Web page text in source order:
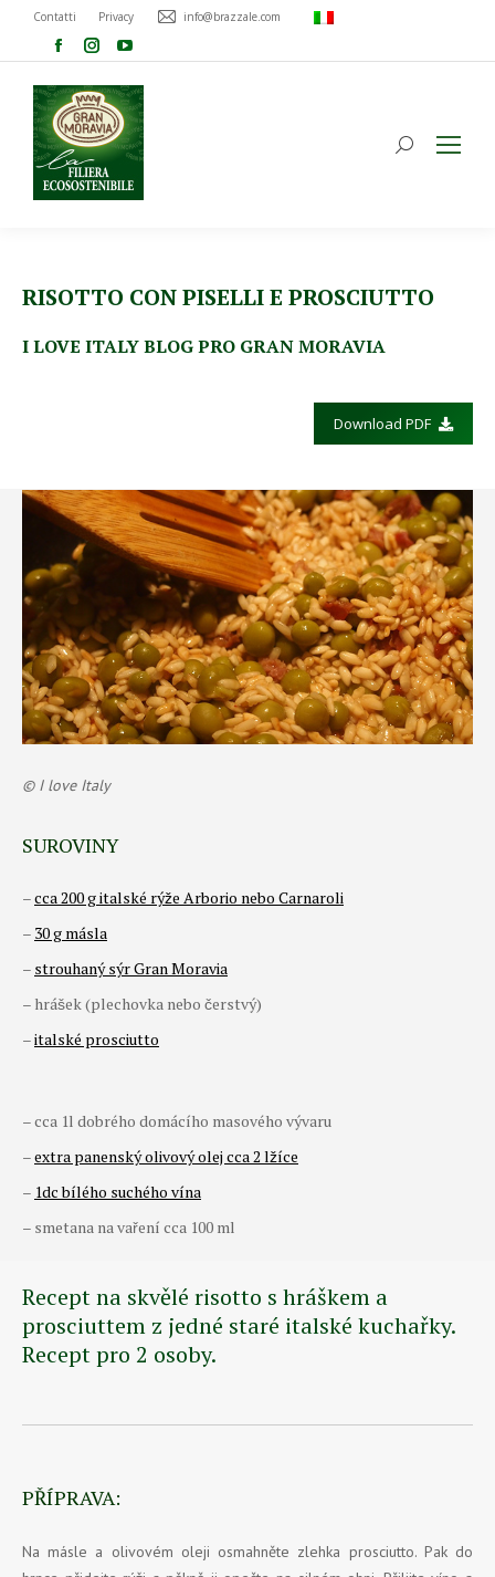
Contatti Privacy info@brazzale.com
RISOTTO CON PISELLI E PROSCIUTTO
I LOVE ITALY BLOG PRO GRAN MORAVIA
Download PDF
© I love Italy
SUROVINY
–cca 200 g italské rýže Arborio nebo Carnaroli
– 30 g másla
– strouhaný sýr Gran Moravia
– hrášek (plechovka nebo čerstvý)
–italské prosciutto
– cca 1l dobrého domácího masového vývaru
–extra panenský olivový olej cca 2 lžíce
– 1dc bílého suchého vína
– smetana na vaření cca 100 ml
Recept na skvělé risotto s hráškem a
prosciuttem z jedné staré italské kuchařky.
Recept pro 2 osoby.
PŘÍPRAVA:
Na másle a olivovém oleji osmahněte zlehka prosciutto. Pak do